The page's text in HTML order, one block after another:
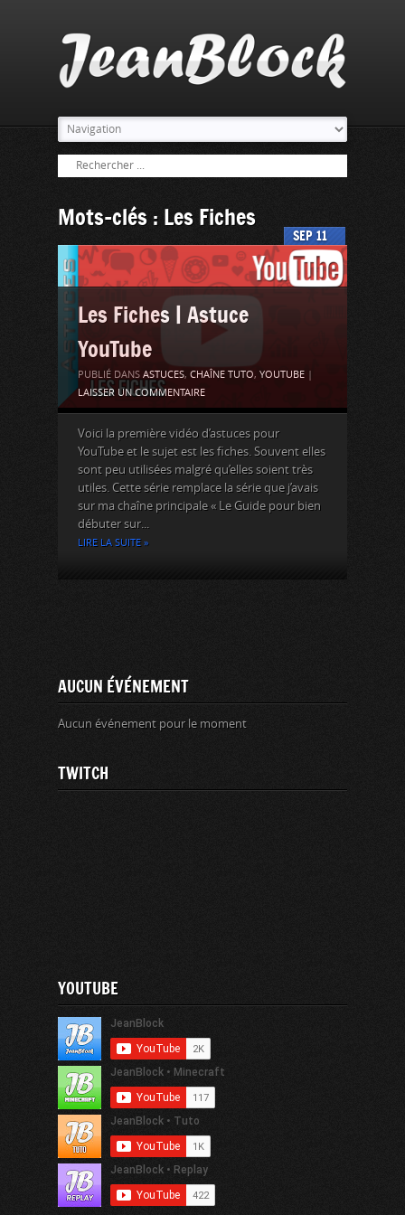
Mots-clés : Les Fiches
11
SEP
Les Fiches | Astuce
YouTube
PUBLIÉ DANS ASTUCES, CHAÎNE TUTO, YOUTUBE
LAISSER UN COMMENTAIRE
Voici la première vidéo d’astuces pour
YouTube et le sujet est les fiches. Souvent elles
sont peu utilisées malgré qu’elles soient très
utiles. Cette série remplace la série que j’avais
sur ma chaîne principale « Le Guide pour bien
débuter sur...
LIRE LA SUITE »
AUCUN ÉVÉNEMENT
Aucun événement pour le moment
TWITCH
YOUTUBE